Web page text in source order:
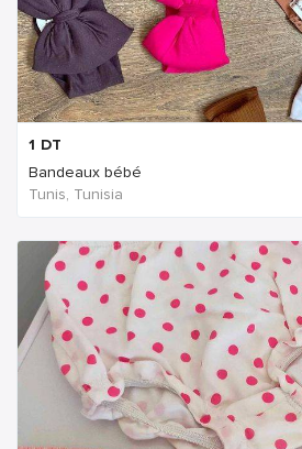
1 DT
Bandeaux bébé
Tunis, Tunisia